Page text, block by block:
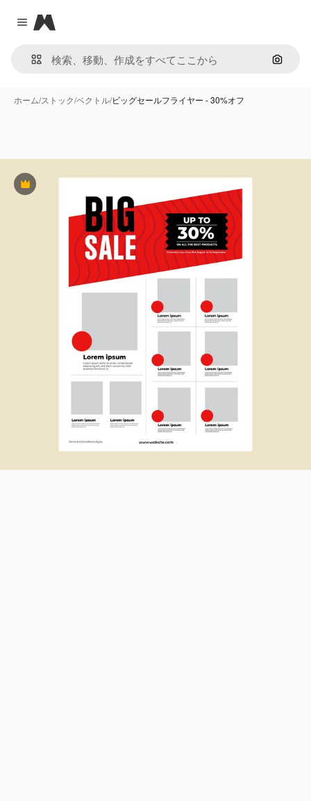
Close menu
Magnific
画像で
ホーム/ストック/ベクトル/ビッグセールフライヤー - 30%オフ
Premium